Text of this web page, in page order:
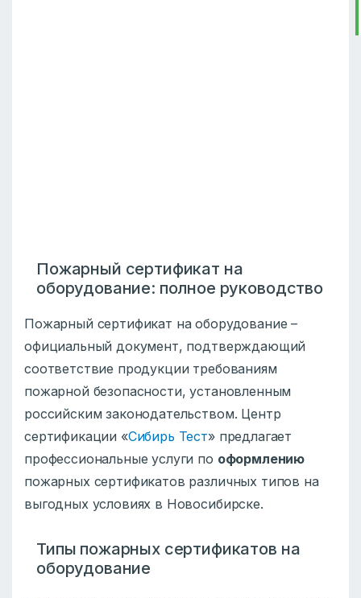
Пожарный сертификат на
оборудование: полное руководство
Пожарный сертификат на оборудование –
официальный документ, подтверждающий
соответствие продукции требованиям
пожарной безопасности, установленным
российским законодательством. Центр
сертификации «Сибирь Тест» предлагает
профессиональные услуги по оформлению
пожарных сертификатов различных типов на
выгодных условиях в Новосибирске.
Типы пожарных сертификатов на
оборудование